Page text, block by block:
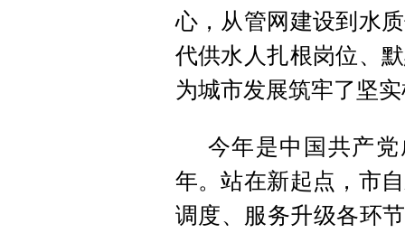
心，从管网建设到水
代供水人扎根岗位、
为城市发展筑牢了坚
今年是中国共产
年。站在新起点，市
调度、服务升级各环